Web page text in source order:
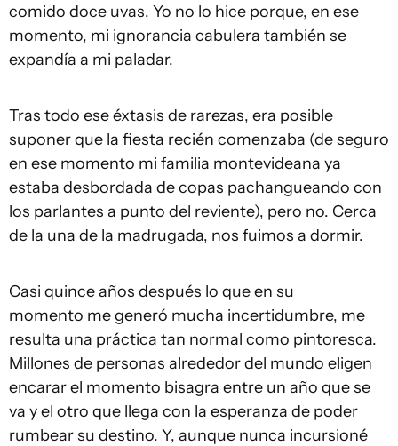
comido doce uvas. Yo no lo hice porque, en ese
momento, mi ignorancia cabulera también se
expandía a mi paladar.
Tras todo ese éxtasis de rarezas, era posible
suponer que la fiesta recién comenzaba (de seguro
en ese momento mi familia montevideana ya
estaba desbordada de copas pachangueando con
los parlantes a punto del reviente), pero no. Cerca
de la una de la madrugada, nos fuimos a dormir.
Casi quince años después lo que en su
momento me generó mucha incertidumbre, me
resulta una práctica tan normal como pintoresca.
Millones de personas alrededor del mundo eligen
encarar el momento bisagra entre un año que se
va y el otro que llega con la esperanza de poder
rumbear su destino. Y, aunque nunca incursioné